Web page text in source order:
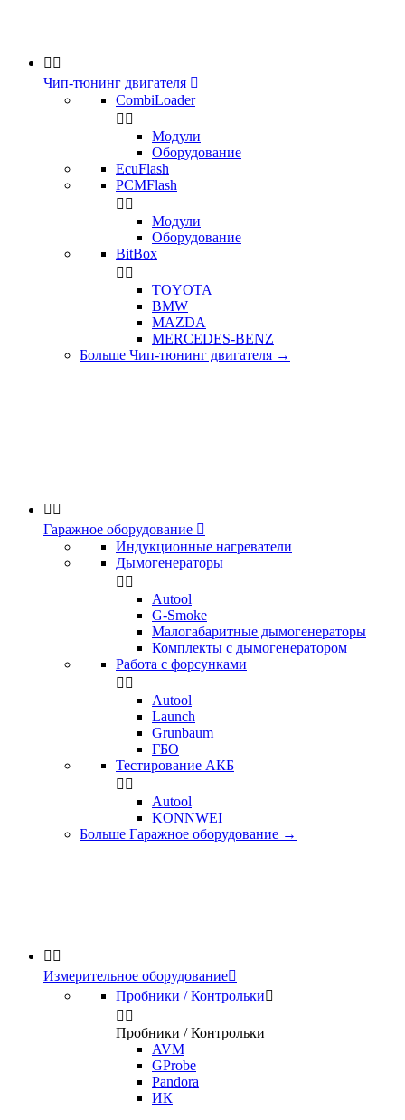
 
Чип-тюнинг двигателя 
CombiLoader
 
Модули
Оборудование
EcuFlash
PCMFlash
 
Модули
Оборудование
BitBox
 
TOYOTA
BMW
MAZDA
MERCEDES-BENZ
Больше Чип-тюнинг двигателя →
 
Гаражное оборудование 
Индукционные нагреватели
Дымогенераторы
 
Аutool
G-Smoke
Малогабаритные дымогенераторы
Комплекты с дымогенератором
Работа с форсунками
 
Autool
Launch
Grunbaum
ГБО
Тестирование АКБ
 
Autool
KONNWEI
Больше Гаражное оборудование →
 
Измерительное оборудование
Пробники / Контрольки
 
Пробники / Контрольки
AVM
GProbe
Pandora
ИК